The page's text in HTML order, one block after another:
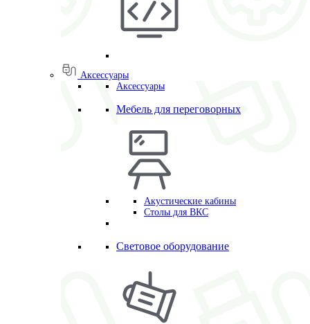
Аксессуары
Аксессуары
Мебель для переговорных
Акустические кабины
Столы для ВКС
Световое оборудование